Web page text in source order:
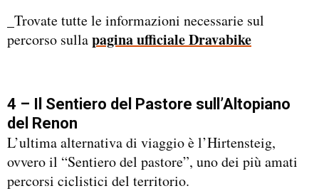
_Trovate tutte le informazioni necessarie sul
percorso sullapagina ufficiale Dravabike
4 – Il Sentiero del Pastore sull’Altopiano
del Renon
L’ultima alternativa di viaggio è l’Hirtensteig,
ovvero il “Sentiero del pastore”, uno dei più amati
percorsi ciclistici del territorio.